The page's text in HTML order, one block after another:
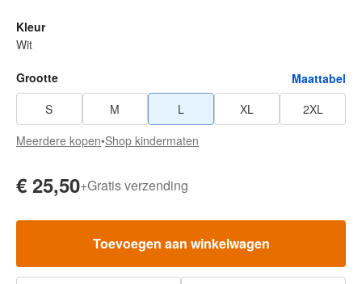
Kleur
Wit
Grootte
Maattabel
S
M L XL
2XL
Meerdere kopen•Shop kindermaten
€ 25,50+Gratis verzending
Toevoegen aan winkelwagen